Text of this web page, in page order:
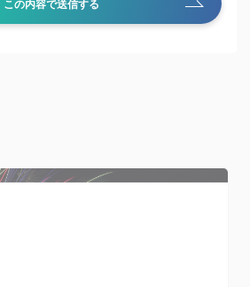
この内容で送信する